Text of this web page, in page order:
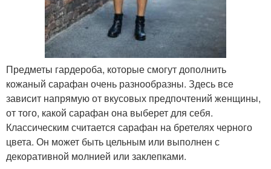
Предметы гардероба, которые смогут дополнить
кожаный сарафан очень разнообразны. Здесь все
зависит напрямую от вкусовых предпочтений женщины,
от того, какой сарафан она выберет для себя.
Классическим считается сарафан на бретелях черного
цвета. Он может быть цельным или выполнен с
декоративной молнией или заклепками.